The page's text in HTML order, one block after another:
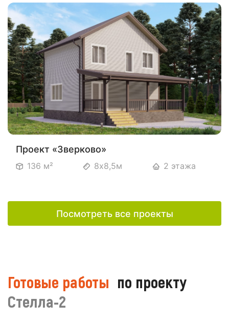
Проект «Зверково»
136 м² 8х8,5м 2 этажа
Посмотреть все проекты
Готовые работы по проекту
Стелла-2